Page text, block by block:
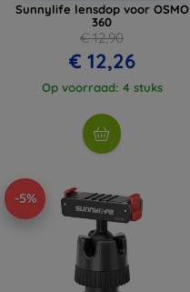
Sunnylife lensdop voor OSMO
360
€ 12,90
€ 12,26
Op voorraad: 4 stuks
-5%